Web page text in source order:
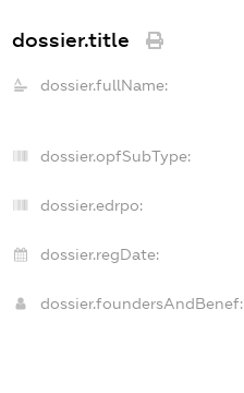
dossier.title
dossier.fullName:
dossier.opfSubType:
dossier.edrpo:
dossier.regDate:
dossier.foundersAndBenef: